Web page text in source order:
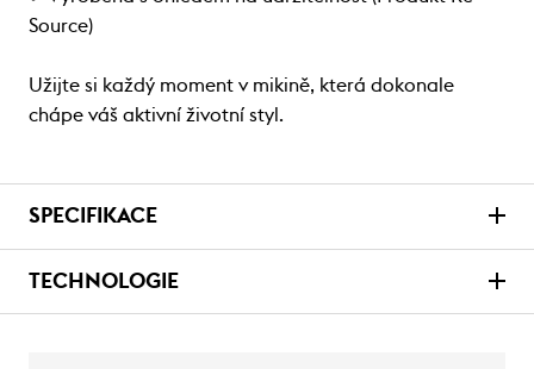
Source)
Užijte si každý moment v mikině, která dokonale
chápe váš aktivní životní styl.
SPECIFIKACE
TECHNOLOGIE